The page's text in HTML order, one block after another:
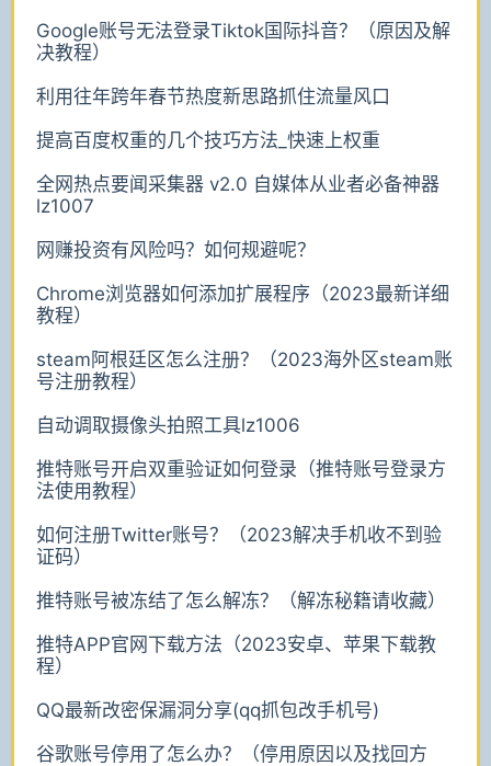
Google账号无法登录Tiktok国际抖音？（原因及解
决教程）
利用往年跨年春节热度新思路抓住流量风口
提高百度权重的几个技巧方法_快速上权重
全网热点要闻采集器 v2.0 自媒体从业者必备神器
lz1007
网赚投资有风险吗？如何规避呢？
Chrome浏览器如何添加扩展程序（2023最新详细
教程）
steam阿根廷区怎么注册？（2023海外区steam账
号注册教程）
自动调取摄像头拍照工具lz1006
推特账号开启双重验证如何登录（推特账号登录方
法使用教程）
如何注册Twitter账号？（2023解决手机收不到验
证码）
推特账号被冻结了怎么解冻？（解冻秘籍请收藏）
推特APP官网下载方法（2023安卓、苹果下载教
程）
QQ最新改密保漏洞分享(qq抓包改手机号)
谷歌账号停用了怎么办？（停用原因以及找回方